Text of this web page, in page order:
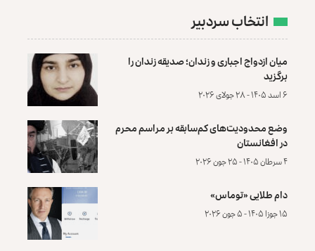
انتخاب سردبیر
میان ازدواج اجباری و زندان؛ صدیقه زندان را
برگزید
۶ اسد ۱۴۰۵ - ۲۸ جولای ۲۰۲۶
وضع محدودیت‌های کم‌سابقه بر مراسم محرم
در افغانستان
۴ سرطان ۱۴۰۵ - ۲۵ جون ۲۰۲۶
دام طلایی «توماس»
۱۵ جوزا ۱۴۰۵ - ۵ جون ۲۰۲۶